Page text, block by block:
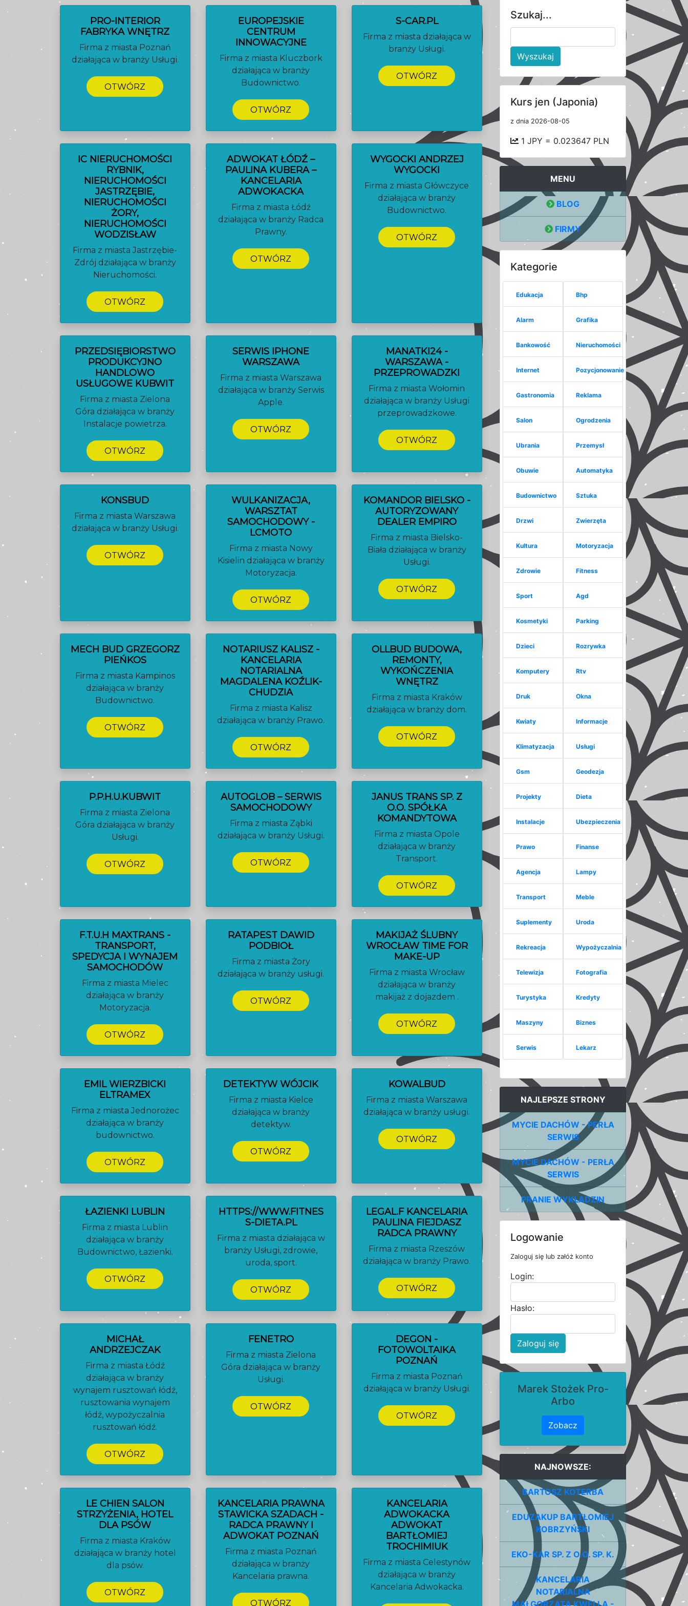
PRO-INTERIOR
FABRYKA WNĘTRZ
Firma z miasta Poznań
działająca w branży Usługi.
OTWÓRZ
EUROPEJSKIE
CENTRUM
INNOWACYJNE
Firma z miasta Kluczbork
działająca w branży
Budownictwo.
OTWÓRZ
S-CAR.PL
Firma z miasta działająca w
branży Usługi.
OTWÓRZ
IC NIERUCHOMOŚCI
RYBNIK,
NIERUCHOMOŚCI
JASTRZĘBIE,
NIERUCHOMOŚCI
ŻORY,
NIERUCHOMOŚCI
WODZISŁAW
Firma z miasta Jastrzębie-
Zdrój działająca w branży
Nieruchomości.
OTWÓRZ
ADWOKAT ŁÓDŹ –
PAULINA KUBERA –
KANCELARIA
ADWOKACKA
Firma z miasta Łódź
działająca w branży Radca
Prawny.
OTWÓRZ
WYGOCKI ANDRZEJ
WYGOCKI
Firma z miasta Główczyce
działająca w branży
Budownictwo.
OTWÓRZ
PRZEDSIĘBIORSTWO
PRODUKCYJNO
HANDLOWO
USŁUGOWE KUBWIT
Firma z miasta Zielona
Góra działająca w branży
Instalacje powietrza.
OTWÓRZ
SERWIS IPHONE
WARSZAWA
Firma z miasta Warszawa
działająca w branży Serwis
Apple.
OTWÓRZ
MANATKI24 -
WARSZAWA -
PRZEPROWADZKI
Firma z miasta Wołomin
działająca w branży Usługi
przeprowadzkowe.
OTWÓRZ
KONSBUD
Firma z miasta Warszawa
działająca w branży Usługi.
OTWÓRZ
WULKANIZACJA,
WARSZTAT
SAMOCHODOWY -
LCMOTO
Firma z miasta Nowy
Kisielin działająca w branży
Motoryzacja.
OTWÓRZ
KOMANDOR BIELSKO -
AUTORYZOWANY
DEALER EMPIRO
Firma z miasta Bielsko-
Biała działająca w branży
Usługi.
OTWÓRZ
MECH BUD GRZEGORZ
PIEŃKOS
Firma z miasta Kampinos
działająca w branży
Budownictwo.
OTWÓRZ
NOTARIUSZ KALISZ -
KANCELARIA
NOTARIALNA
MAGDALENA KOŹLIK-
CHUDZIA
Firma z miasta Kalisz
działająca w branży Prawo.
OTWÓRZ
OLLBUD BUDOWA,
REMONTY,
WYKOŃCZENIA
WNĘTRZ
Firma z miasta Kraków
działająca w branży dom.
OTWÓRZ
P.P.H.U.KUBWIT
Firma z miasta Zielona
Góra działająca w branży
Usługi.
OTWÓRZ
AUTOGLOB – SERWIS
SAMOCHODOWY
Firma z miasta Ząbki
działająca w branży Usługi.
OTWÓRZ
JANUS TRANS SP. Z
O.O. SPÓŁKA
KOMANDYTOWA
Firma z miasta Opole
działająca w branży
Transport.
OTWÓRZ
F.T.U.H MAXTRANS -
TRANSPORT,
SPEDYCJA I WYNAJEM
SAMOCHODÓW
Firma z miasta Mielec
działająca w branży
Motoryzacja.
OTWÓRZ
RATAPEST DAWID
PODBIOŁ
Firma z miasta Żory
działająca w branży usługi.
OTWÓRZ
MAKIJAŻ ŚLUBNY
WROCŁAW TIME FOR
MAKE-UP
Firma z miasta Wrocław
działająca w branży
makijaż z dojazdem .
OTWÓRZ
EMIL WIERZBICKI
ELTRAMEX
Firma z miasta Jednorożec
działająca w branży
budownictwo.
OTWÓRZ
DETEKTYW WÓJCIK
Firma z miasta Kielce
działająca w branży
detektyw.
OTWÓRZ
KOWALBUD
Firma z miasta Warszawa
działająca w branży usługi.
OTWÓRZ
ŁAZIENKI LUBLIN
Firma z miasta Lublin
działająca w branży
Budownictwo, Łazienki.
OTWÓRZ
HTTPS://WWW.FITNES
S-DIETA.PL
Firma z miasta działająca w
branży Usługi, zdrowie,
uroda, sport.
OTWÓRZ
LEGAL.F KANCELARIA
PAULINA FIEJDASZ
RADCA PRAWNY
Firma z miasta Rzeszów
działająca w branży Prawo.
OTWÓRZ
MICHAŁ
ANDRZEJCZAK
Firma z miasta Łódź
działająca w branży
wynajem rusztowań łódź,
rusztowania wynajem
łódź, wypożyczalnia
rusztowań łódź.
OTWÓRZ
FENETRO
Firma z miasta Zielona
Góra działająca w branży
Usługi.
OTWÓRZ
DEGON -
FOTOWOLTAIKA
POZNAŃ
Firma z miasta Poznań
działająca w branży Usługi.
OTWÓRZ
LE CHIEN SALON
STRZYŻENIA, HOTEL
DLA PSÓW
Firma z miasta Kraków
działająca w branży hotel
dla psów.
OTWÓRZ
KANCELARIA PRAWNA
STAWICKA SZADACH -
RADCA PRAWNY I
ADWOKAT POZNAŃ
Firma z miasta Poznań
działająca w branży
Kancelaria prawna.
OTWÓRZ
KANCELARIA
ADWOKACKA
ADWOKAT
BARTŁOMIEJ
TROCHIMIUK
Firma z miasta Celestynów
działająca w branży
Kancelaria Adwokacka.
Szukaj...
Wyszukaj
Kurs jen (Japonia)
z dnia 2026-08-05
1 JPY = 0.023647 PLN
MENU
BLOG
FIRMY
Kategorie
Edukacja
Alarm
Bankowość
Internet
Gastronomia
Salon
Ubrania
Obuwie
Budownictwo
Drzwi
Kultura
Zdrowie
Sport
Kosmetyki
Dzieci
Komputery
Druk
Kwiaty
Klimatyzacja
Gsm
Projekty
Instalacje
Prawo
Agencja
Transport
Suplementy
Rekreacja
Telewizja
Turystyka
Maszyny
Serwis
Bhp
Grafika
Nieruchomości
Pozycjonowanie
Reklama
Ogrodzenia
Przemysł
Automatyka
Sztuka
Zwierzęta
Motoryzacja
Fitness
Agd
Parking
Rozrywka
Rtv
Okna
Informacje
Usługi
Geodezja
Dieta
Ubezpieczenia
Finanse
Lampy
Meble
Uroda
Wypożyczalnia
Fotografia
Kredyty
Biznes
Lekarz
NAJLEPSZE STRONY
MYCIE DACHÓW - PERŁA
SERWIS
MYCIE DACHÓW - PERŁA
SERWIS
PRANIE WYKŁADZIN
Logowanie
Zaloguj się lub załóż konto
Login:
Hasło:
Zaloguj się
Marek Stożek Pro-
Arbo
Zobacz
NAJNOWSZE:
BARTOSZ KOTERBA
EDUZAKUP BARTŁOMIEJ
KOBRZYŃSKI
EKO-KAR SP. Z O.O. SP. K.
KANCELARIA
NOTARIALNA
MAŁGORZATA KWELLA -